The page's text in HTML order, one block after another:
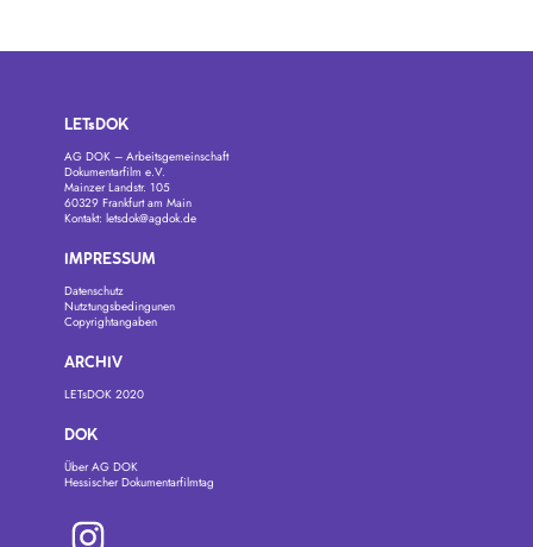
LETsDOK
AG DOK – Arbeitsgemeinschaft
Dokumentarfilm e.V.
Mainzer Landstr. 105
60329 Frankfurt am Main
Kontakt: letsdok@agdok.de
IMPRESSUM
Datenschutz
Nutztungsbedingunen
Copyrightangaben
ARCHIV
LETsDOK 2020
DOK
Über AG DOK
Hessischer Dokumentarfilmtag